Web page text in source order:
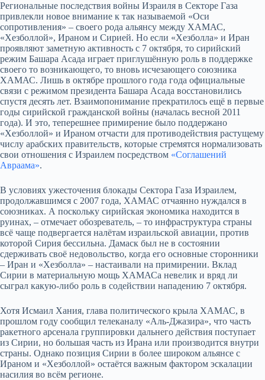
Региональные последствия войны Израиля в Секторе Газа
привлекли новое внимание к так называемой «Оси
сопротивления» – своего рода альянсу между ХАМАС,
«Хезболлой», Ираном и Сирией. Но если «Хезболла» и Иран
проявляют заметную активность с 7 октября, то сирийский
режим Башара Асада играет приглушённую роль в поддержке
своего то возникающего, то вновь исчезающего союзника
ХАМАС. Лишь в октябре прошлого года года официальные
связи с режимом президента Башара Асада восстановились
спустя десять лет. Взаимопонимание прекратилось ещё в первые
годы сирийской гражданской войны (началась весной 2011
года). И это, теперешнее примирение было поддержано
«Хезболлой» и Ираном отчасти для противодействия растущему
числу арабских правительств, которые стремятся нормализовать
свои отношения с Израилем посредством «Соглашений
Авраама».
В условиях ужесточения блокады Сектора Газа Израилем,
продолжавшимся с 2007 года, ХАМАС отчаянно нуждался в
союзниках. А поскольку сирийская экономика находится в
руинах, – отмечает обозреватель, – то инфраструктура страны
всё чаще подвергается налётам израильской авиации, против
которой Сирия бессильна. Дамаск был не в состоянии
сдерживать своё недовольство, когда его основные сторонники
– Иран и «Хезболла» – настаивали на примирении. Вклад
Сирии в материальную мощь ХАМАСа невелик и вряд ли
сыграл какую-либо роль в содействии нападению 7 октября.
Хотя Исмаил Хания, глава политического крыла ХАМАС, в
прошлом году сообщил телеканалу «Аль-Джазира», что часть
ракетного арсенала группировки дальнего действия поступает
из Сирии, но большая часть из Ирана или производится внутри
страны. Однако позиция Сирии в более широком альянсе с
Ираном и «Хезболлой» остаётся важным фактором эскалации
насилия во всём регионе.